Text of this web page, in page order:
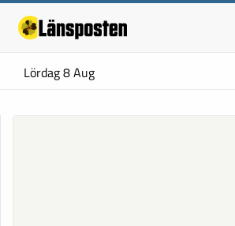
Lördag 8 Aug